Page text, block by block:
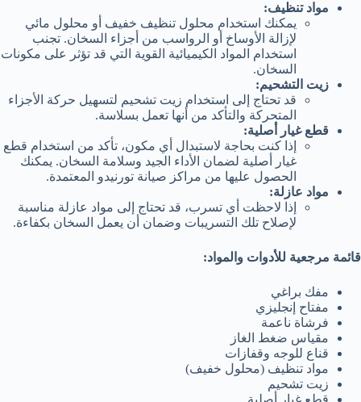
مواد تنظيف:
يمكنك استخدام محلول تنظيف خفيف أو محلول مائي
لإزالة الأوساخ أو الرواسب من أجزاء السخان. تجنب
استخدام المواد الكيميائية القوية التي قد تؤثر على مكونات
السخان.
زيت التشحيم:
قد تحتاج إلى استخدام زيت تشحيم لتسهيل حركة الأجزاء
المتحركة والتأكد من أنها تعمل بسلاسة.
قطع غيار أصلية:
إذا كنت بحاجة لاستبدال أي مكون، تأكد من استخدام قطع
غيار أصلية لضمان الأداء الجيد وسلامة السخان. يمكنك
الحصول عليها من مراكز صيانة تورنيدو المعتمدة.
مواد عازلة:
إذا لاحظت أي تسرب، قد تحتاج إلى مواد عازلة مناسبة
لإصلاح تلك التسريبات وضمان أن يعمل السخان بكفاءة.
قائمة مرجعية للأدوات والمواد:
مفك براغي
مفتاح إنجليزي
فرشاة ناعمة
مقياس ضغط الغاز
قناع للوجه وقفازات
مواد تنظيف (محلول خفيف)
زيت تشحيم
قطع غيار أصلية